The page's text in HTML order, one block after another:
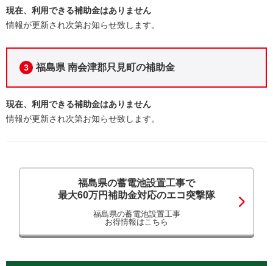
現在、利用できる補助金はありません
情報が更新され次第お知らせ致します。
3 福島県 南会津郡只見町の補助金
現在、利用できる補助金はありません
情報が更新され次第お知らせ致します。
福島県の蓄電池設置工事で
最大60万円補助金対応のエコ突撃隊
福島県の蓄電池設置工事
お得情報はこちら